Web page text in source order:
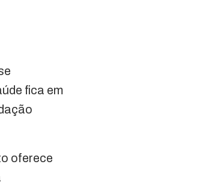
fica em
oferece